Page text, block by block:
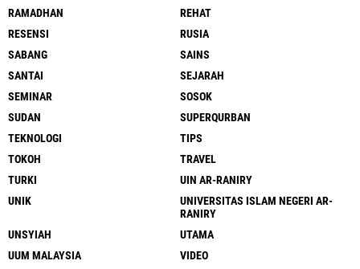
RAMADHAN
REHAT
RESENSI
RUSIA
SABANG
SAINS
SANTAI
SEJARAH
SEMINAR
SOSOK
SUDAN
SUPERQURBAN
TEKNOLOGI
TIPS
TOKOH
TRAVEL
TURKI
UIN AR-RANIRY
UNIK
UNIVERSITAS ISLAM NEGERI AR-
RANIRY
UNSYIAH
UTAMA
UUM MALAYSIA
VIDEO